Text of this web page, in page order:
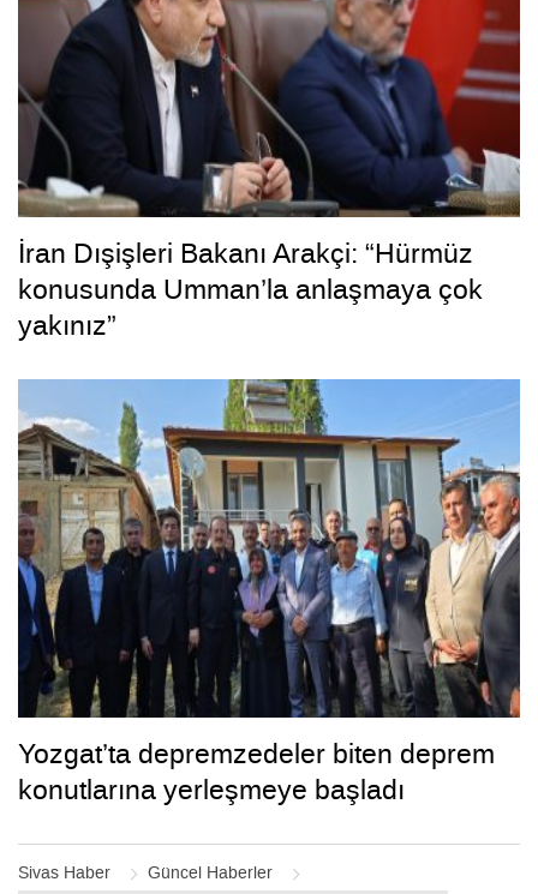
Sivas Haber
Güncel Haberler
İran Dışişleri Bakanı Arakçi: “Hürmüz
konusunda Umman’la anlaşmaya çok
yakınız”
Yozgat’ta depremzedeler biten deprem
konutlarına yerleşmeye başladı